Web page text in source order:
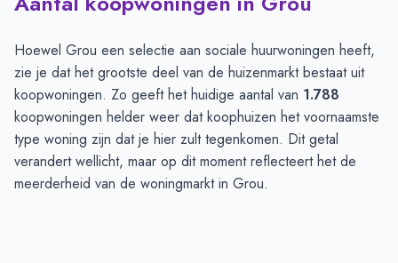
Hoewel Grou een selectie aan sociale huurwoningen heeft,
zie je dat het grootste deel van de huizenmarkt bestaat uit
koopwoningen. Zo geeft het huidige aantal van 1.788
koopwoningen helder weer dat koophuizen het voornaamste
type woning zijn dat je hier zult tegenkomen. Dit getal
verandert wellicht, maar op dit moment reflecteert het de
meerderheid van de woningmarkt in Grou.